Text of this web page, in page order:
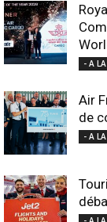
- A
Air
de
- A